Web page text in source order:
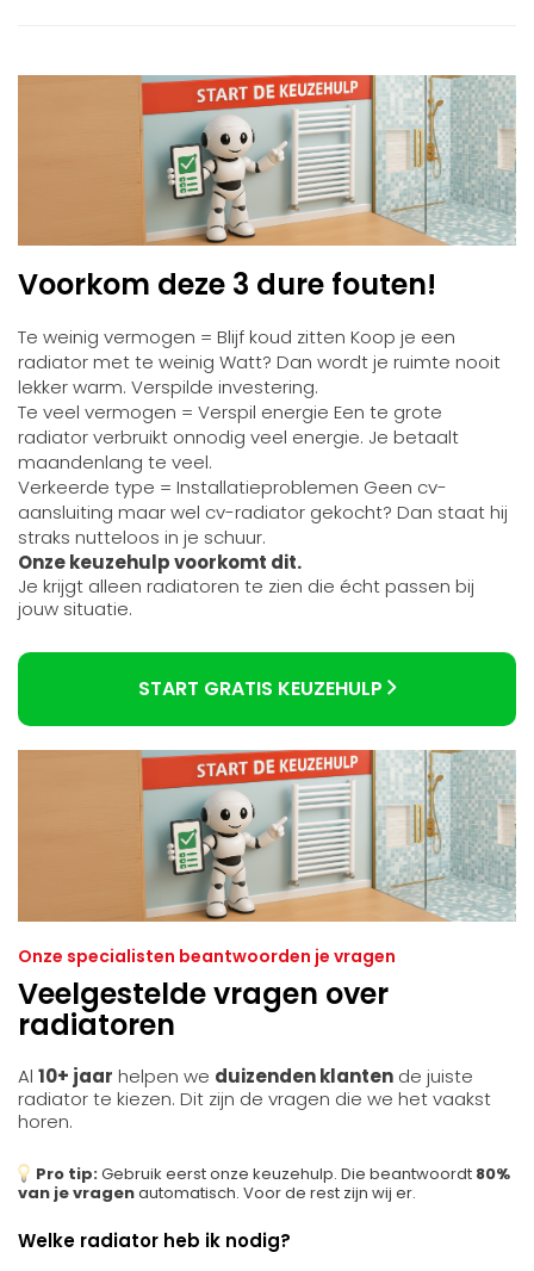
Voorkom deze 3 dure fouten!
Te weinig vermogen = Blijf koud zitten Koop je een
radiator met te weinig Watt? Dan wordt je ruimte nooit
lekker warm. Verspilde investering.
Te veel vermogen = Verspil energie Een te grote
radiator verbruikt onnodig veel energie. Je betaalt
maandenlang te veel.
Verkeerde type = Installatieproblemen Geen cv-
aansluiting maar wel cv-radiator gekocht? Dan staat hij
straks nutteloos in je schuur.
Onze keuzehulp voorkomt dit.
Je krijgt alleen radiatoren te zien die écht passen bij
jouw situatie.
START GRATIS KEUZEHULP
Onze specialisten beantwoorden je vragen
Veelgestelde vragen over
radiatoren
Al 10+ jaar helpen we duizenden klanten de juiste
radiator te kiezen. Dit zijn de vragen die we het vaakst
horen.
Pro tip:Gebruik eerst onze keuzehulp. Die beantwoordt 80%
van je vragenautomatisch. Voor de rest zijn wij er.
Welke radiator heb ik nodig?